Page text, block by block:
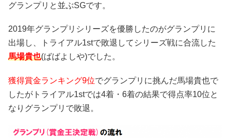
グランプリと並ぶSGです。
2019年グランプリシリーズを優勝したのがグランプリに
出場し、トライアル1stで敗退してシリーズ戦に合流した
馬場貴也(ばばよしや)でした。
獲得賞金ランキング9位でグランプリに挑んだ馬場貴也で
したがトライアル1stでは4着・6着の結果で得点率10位と
なりグランプリで敗退。